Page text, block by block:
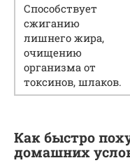
Способствует
сжиганию
лишнего жира,
очищению
организма от
токсинов, шлаков.
Как быстро
домашних